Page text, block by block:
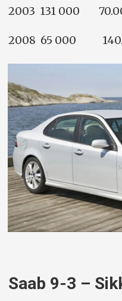
2003 131 000
2008 65 000
Saab 9-3 –